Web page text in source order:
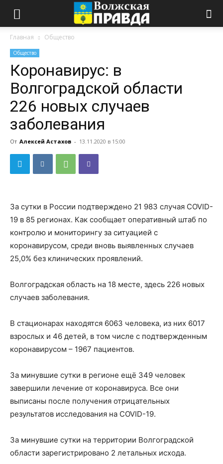
Главная Общество
Общество
Коронавирус: в
Волгоградской области
226 новых случаев
заболевания
От Алексей Астахов - 13.11.2020 в 15:00
За сутки в России подтверждено 21 983 случая COVID-
19 в 85 регионах. Как сообщает оперативный штаб по
контролю и мониторингу за ситуацией с
коронавирусом, среди вновь выявленных случаев
25,0% без клинических проявлений.
Волгоградская область на 18 месте, здесь 226 новых
случаев заболевания.
В стационарах находятся 6063 человека, из них 6017
взрослых и 46 детей, в том числе с подтвержденным
коронавирусом – 1967 пациентов.
За минувшие сутки в регионе ещё 349 человек
завершили лечение от коронавируса. Все они
выписаны после получения отрицательных
результатов исследования на COVID-19.
За минувшие сутки на территории Волгоградской
области зарегистрировано 2 летальных исхода.